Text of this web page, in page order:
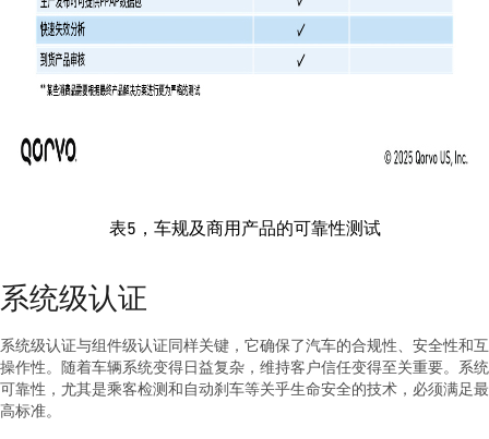
表5，车规及商用产品的可靠性测试
系统级认证
系统级认证与组件级认证同样关键，它确保了汽车的合规性、安全性和互
操作性。随着车辆系统变得日益复杂，维持客户信任变得至关重要。系统
可靠性，尤其是乘客检测和自动刹车等关乎生命安全的技术，必须满足最
高标准。